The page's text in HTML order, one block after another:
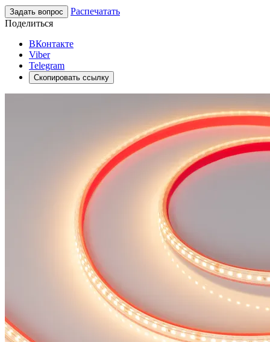
Задать вопрос
Распечатать
Поделиться
ВКонтакте
Viber
Telegram
Скопировать ссылку